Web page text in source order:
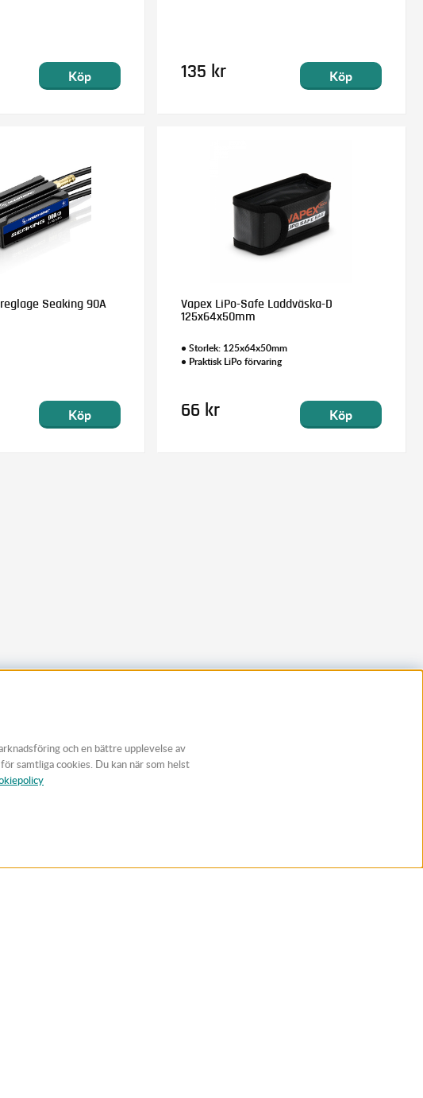
Köp 135 kr Köp
Seaking 90A
Köp
Vapex LiPo-Safe Laddväska-D
125x64x50mm
• Storlek: 125x64x50mm
• Praktisk LiPo förvaring
66 kr Köp
och en bättre upplevelse av
samtliga cookies. Du kan när som helst